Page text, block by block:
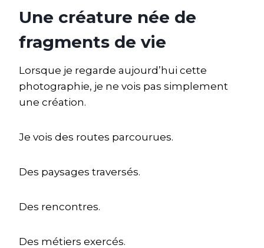
Une créature née de
fragments de vie
Lorsque je regarde aujourd’hui cette
photographie, je ne vois pas simplement
une création.
Je vois des routes parcourues.
Des paysages traversés.
Des rencontres.
Des métiers exercés.